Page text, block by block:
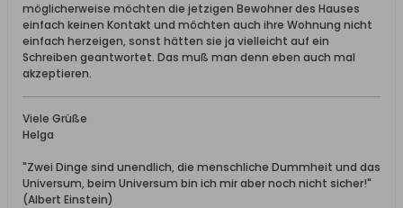
möglicherweise möchten die jetzigen Bewohner des Hauses
einfach keinen Kontakt und möchten auch ihre Wohnung nicht
einfach herzeigen, sonst hätten sie ja vielleicht auf ein
Schreiben geantwortet. Das muß man denn eben auch mal
akzeptieren.
Viele Grüße
Helga
"Zwei Dinge sind unendlich, die menschliche Dummheit und das
Universum, beim Universum bin ich mir aber noch nicht sicher!"
(Albert Einstein)